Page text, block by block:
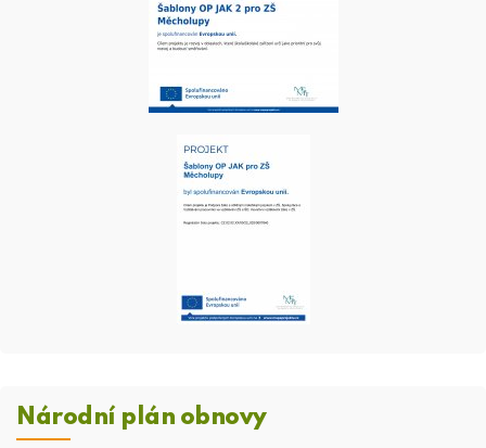
Národní plán obnovy